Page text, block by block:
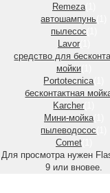
Remeza(1)
автошампунь
пылесос
Lavor
средство для
мойки
Portotecnica(1)
бесконтактная
Karcher
Мини-мойка(1)
пылеводосос
Comet
Для просмотра нужен
9 или вновее.